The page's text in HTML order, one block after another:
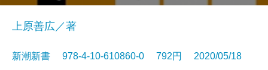
上原善広／著
新潮新書 978-4-10-610860-0 792円 2020/05/18